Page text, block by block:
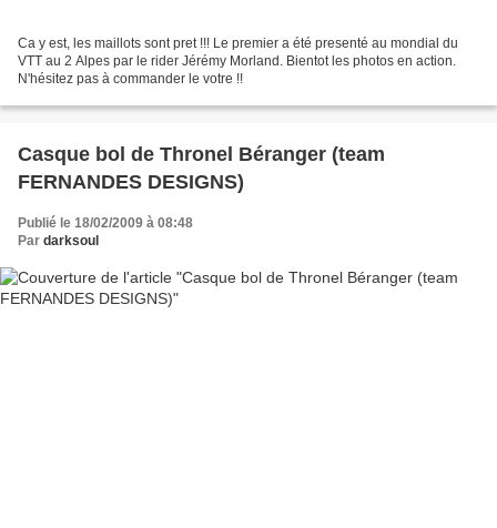
Ca y est, les maillots sont pret !!! Le premier a été presenté au mondial du
VTT au 2 Alpes par le rider Jérémy Morland. Bientot les photos en action.
N'hésitez pas à commander le votre !!
Casque bol de Thronel Béranger (team
FERNANDES DESIGNS)
Publié le 18/02/2009 à 08:48
Par darksoul